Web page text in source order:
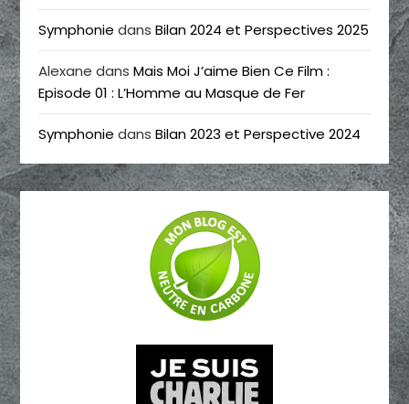
Symphonie dansBilan 2024 et Perspectives 2025
Alexane dansMais Moi J’aime Bien Ce Film :
Episode 01 : L’Homme au Masque de Fer
Symphonie dansBilan 2023 et Perspective 2024